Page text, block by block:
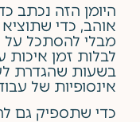
היומן הזה
אוהב, כדי
מבלי להסתכל על
לבלות זמן
בשעות שהגדרת
אינסופיות של
כדי שתספיק גם